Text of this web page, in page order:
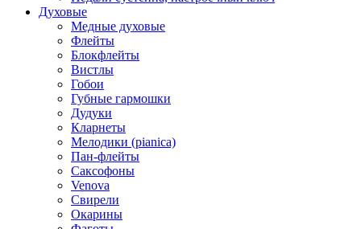
Духовые
Медные духовые
Флейты
Блокфлейты
Вистлы
Гобои
Губные гармошки
Дудуки
Кларнеты
Мелодики (pianica)
Пан-флейты
Саксофоны
Venova
Свирели
Окарины